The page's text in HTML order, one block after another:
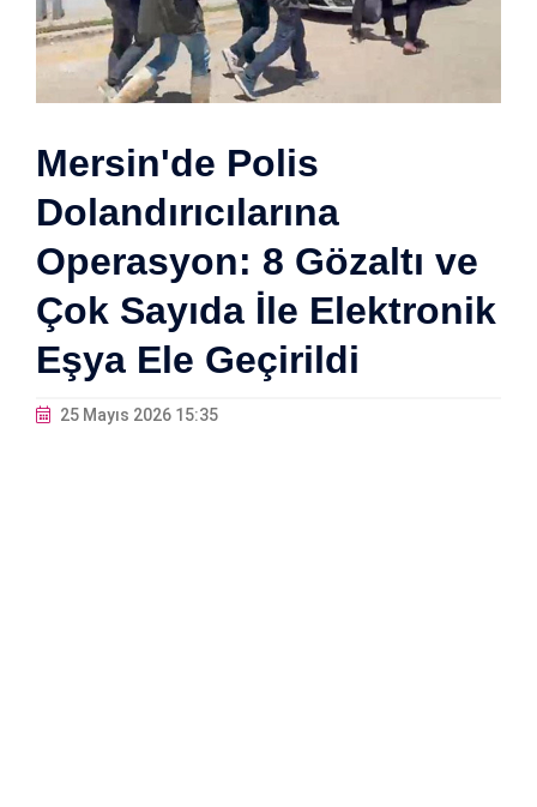
Mersin'de Polis
Dolandırıcılarına
Operasyon: 8 Gözaltı ve
Çok Sayıda İle Elektronik
Eşya Ele Geçirildi
25 Mayıs 2026 15:35